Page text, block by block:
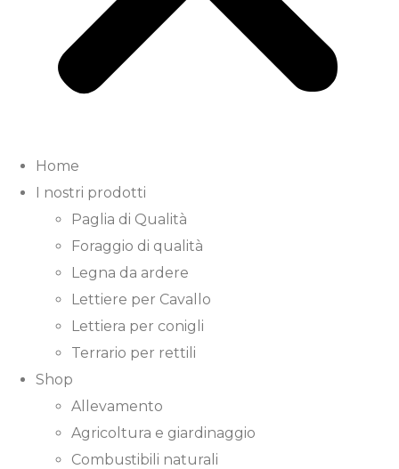
Home
I nostri prodotti
Paglia di Qualità
Foraggio di qualità
Legna da ardere
Lettiere per Cavallo
Lettiera per conigli
Terrario per rettili
Shop
Allevamento
Agricoltura e giardinaggio
Combustibili naturali